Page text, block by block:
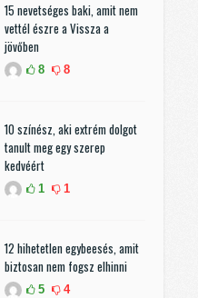
15 nevetséges baki, amit nem
vettél észre a Vissza a
jövőben
8 8
10 színész, aki extrém dolgot
tanult meg egy szerep
kedvéért
1 1
12 hihetetlen egybeesés, amit
biztosan nem fogsz elhinni
5 4